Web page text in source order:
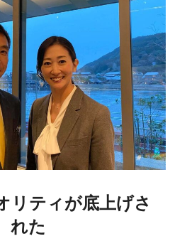
リティが底上げさ
れた